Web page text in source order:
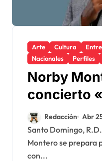
Arte Cultura
Nacionales
Perfiles
Norby
concierto
en Casa de
Redacción Abr
Santo Domingo, R.D.- El bachatero Norby
Montero se prepara
con...